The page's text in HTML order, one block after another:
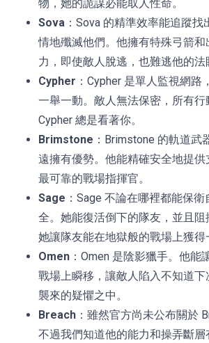
物，她的詭謀必能取人性命。
Sova ：Sova 的精準效率能追蹤
情地殲滅他們。他擁有特殊弓箭
力，即使敵人脫逃，也難逃他的法
Cypher ：Cypher 是單人監視網路
一舉一動。敵人無法保密，所有行
Cypher 總是看著你。
Brimstone ：Brimstone 的軌道武
遠擁有優勢。他能精確安全地提供
最可靠的戰場指揮官。
Sage ：Sage 不論在哪裡都能保
全。她能復活倒下的隊友，並且阻
她讓隊友能在地獄般的戰場上獲得
Omen ：Omen 是陰影獵手。他能
戰場上瞬移，讓敵人陷入不知道下
襲來的疑懼之中。
Breach ：雖然官方尚未公布關於
不過我們知道他的能力和操弄斷層